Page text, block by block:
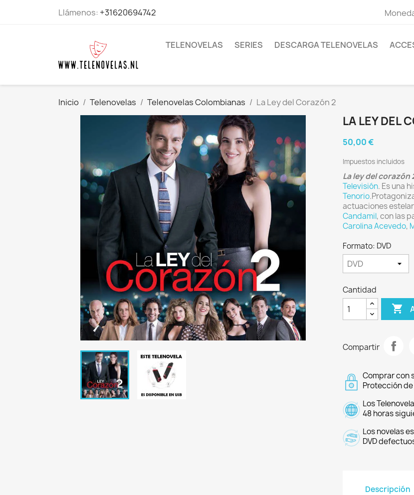
Llámenos: +31620694742
TELENOVELAS SERIES DESCARGA TELENOVELAS
Inicio Telenovelas Telenovelas Colombianas La Ley del Corazón 2
LA LEY DEL
50,00 €
Impuestos incluidos
La ley del corazón
Televisión. Es una
Tenorio
actuaciones
Candamil, con las
Carolina Acevedo,
Formato: DVD
Cantidad

Compartir
Comprar con
Protección
Los
48 horas
Los novelas
DVD
Descripción